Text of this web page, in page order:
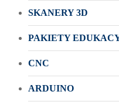
SKANERY 3D
PAKIETY
CNC
ARDUINO